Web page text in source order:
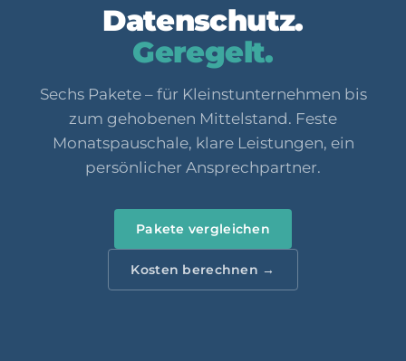
Datenschutz.
Geregelt.
Sechs Pakete – für Kleinstunternehmen bis
zum gehobenen Mittelstand. Feste
Monatspauschale, klare Leistungen, ein
persönlicher Ansprechpartner.
Pakete vergleichen
Kosten berechnen →